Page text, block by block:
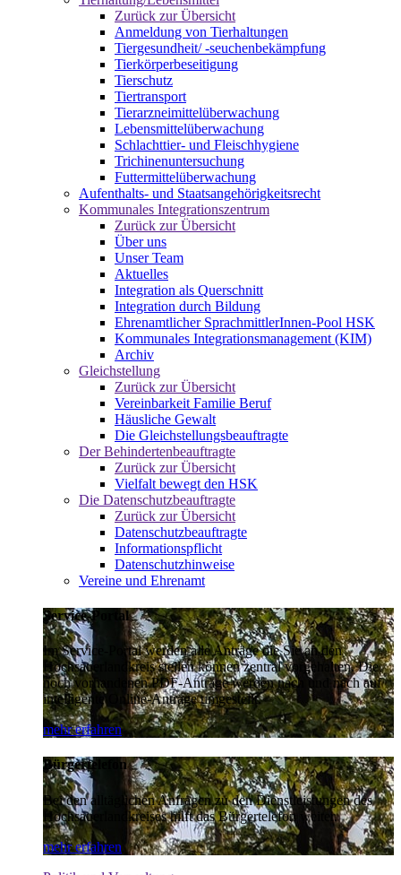
Zurück zur Übersicht
Anmeldung von Tierhaltungen
Tiergesundheit/ -seuchenbekämpfung
Tierkörperbeseitigung
Tierschutz
Tiertransport
Tierarzneimittelüberwachung
Lebensmittelüberwachung
Schlachttier- und Fleischhygiene
Trichinenuntersuchung
Futtermittelüberwachung
Aufenthalts- und Staatsangehörigkeitsrecht
Kommunales Integrationszentrum
Zurück zur Übersicht
Über uns
Unser Team
Aktuelles
Integration als Querschnitt
Integration durch Bildung
Ehrenamtlicher SprachmittlerInnen-Pool HSK
Kommunales Integrationsmanagement (KIM)
Archiv
Gleichstellung
Zurück zur Übersicht
Vereinbarkeit Familie Beruf
Häusliche Gewalt
Die Gleichstellungsbeauftragte
Der Behindertenbeauftragte
Zurück zur Übersicht
Vielfalt bewegt den HSK
Die Datenschutzbeauftragte
Zurück zur Übersicht
Datenschutzbeauftragte
Informationspflicht
Datenschutzhinweise
Vereine und Ehrenamt
Service-Portal
Im Service-Portal werden alle Anträge die Sie an den
Hochsauerlandkreis stellen können zentral vorgehalten. Die
noch vorhandenen PDF-Anträge werden nach und nach auf
intelligente Online-Anträge umgestellt.
mehr erfahren
Bürgertelefon
Bei den alltäglichen Anfragen zu den Dienstleistungen des
Hochsauerlandkreises hilft das Bürgertelefon weiter.
mehr erfahren